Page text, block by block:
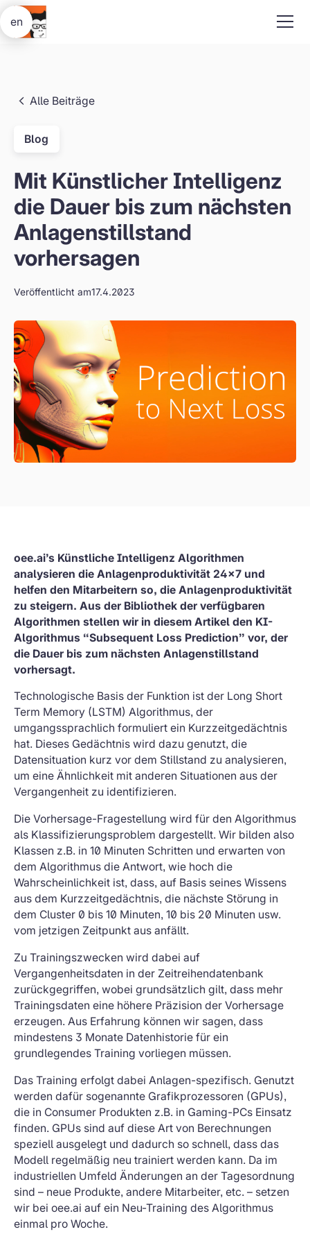
en
Alle Beiträge
Blog
Mit Künstlicher Intelligenz
die Dauer bis zum nächsten
Anlagenstillstand
vorhersagen
Veröffentlicht am17.4.2023
oee.ai’s Künstliche Intelligenz Algorithmen
analysieren die Anlagenproduktivität 24×7 und
helfen den Mitarbeitern so, die Anlagenproduktivität
zu steigern. Aus der Bibliothek der verfügbaren
Algorithmen stellen wir in diesem Artikel den KI-
Algorithmus “Subsequent Loss Prediction” vor, der
die Dauer bis zum nächsten Anlagenstillstand
vorhersagt.
Technologische Basis der Funktion ist der Long Short
Term Memory (LSTM) Algorithmus, der
umgangssprachlich formuliert ein Kurzzeitgedächtnis
hat. Dieses Gedächtnis wird dazu genutzt, die
Datensituation kurz vor dem Stillstand zu analysieren,
um eine Ähnlichkeit mit anderen Situationen aus der
Vergangenheit zu identifizieren.
Die Vorhersage-Fragestellung wird für den Algorithmus
als Klassifizierungsproblem dargestellt. Wir bilden also
Klassen z.B. in 10 Minuten Schritten und erwarten von
dem Algorithmus die Antwort, wie hoch die
Wahrscheinlichkeit ist, dass, auf Basis seines Wissens
aus dem Kurzzeitgedächtnis, die nächste Störung in
dem Cluster 0 bis 10 Minuten, 10 bis 20 Minuten usw.
vom jetzigen Zeitpunkt aus anfällt.
Zu Trainingszwecken wird dabei auf
Vergangenheitsdaten in der Zeitreihendatenbank
zurückgegriffen, wobei grundsätzlich gilt, dass mehr
Trainingsdaten eine höhere Präzision der Vorhersage
erzeugen. Aus Erfahrung können wir sagen, dass
mindestens 3 Monate Datenhistorie für ein
grundlegendes Training vorliegen müssen.
Das Training erfolgt dabei Anlagen-spezifisch. Genutzt
werden dafür sogenannte Grafikprozessoren (GPUs),
die in Consumer Produkten z.B. in Gaming-PCs Einsatz
finden. GPUs sind auf diese Art von Berechnungen
speziell ausgelegt und dadurch so schnell, dass das
Modell regelmäßig neu trainiert werden kann. Da im
industriellen Umfeld Änderungen an der Tagesordnung
sind – neue Produkte, andere Mitarbeiter, etc. – setzen
wir bei oee.ai auf ein Neu-Training des Algorithmus
einmal pro Woche.